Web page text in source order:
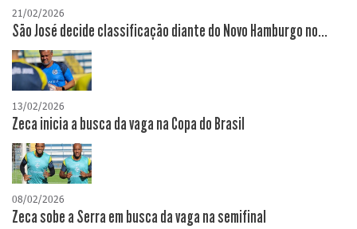
21/02/2026
São José decide classificação diante do Novo Hamburgo no...
13/02/2026
Zeca inicia a busca da vaga na Copa do Brasil
08/02/2026
Zeca sobe a Serra em busca da vaga na semifinal